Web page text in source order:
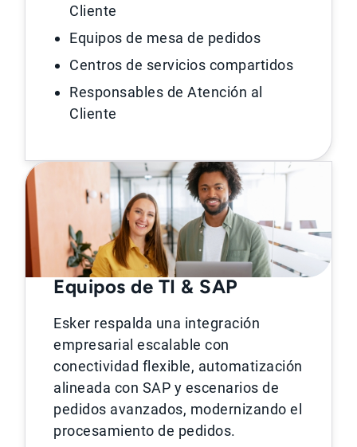
Cliente
Equipos de mesa de pedidos
Centros de servicios compartidos
Responsables de Atención al
Cliente
Equipos de TI & SAP
Esker respalda una integración
empresarial escalable con
conectividad flexible, automatización
alineada con SAP y escenarios de
pedidos avanzados, modernizando el
procesamiento de pedidos.